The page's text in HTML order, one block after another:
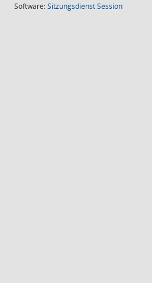
Software:SitzungsdienstSession(Wird in